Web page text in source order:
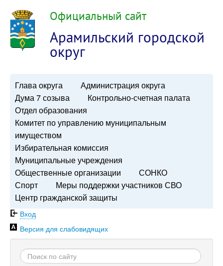
Официальный сайт
Арамильский городской
округ
Глава округа
Администрация округа
Дума 7 созыва
Контрольно-счетная палата
Отдел образования
Комитет по управлению муниципальным
имуществом
Избирательная комиссия
Муниципальные учреждения
Общественные организации
СОНКО
Спорт
Меры поддержки участников СВО
Центр гражданской защиты
Вход
Версия для слабовидящих